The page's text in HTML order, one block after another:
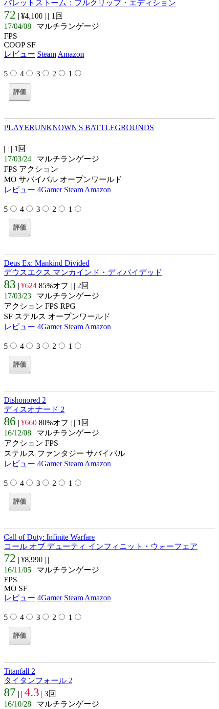
バレットストーム：フルクリップ・エディション
72 | ¥4,100 | | 1回
17/04/08 | マルチランゲージ
FPS
COOP SF
レビュー Steam Amazon
5 4 3 2 1
PLAYERUNKNOWN'S BATTLEGROUNDS
| | | 1回
17/03/24 | マルチランゲージ
FPS アクション
MO サバイバル オープンワールド
レビュー 4Gamer Steam Amazon
5 4 3 2 1
Deus Ex: Mankind Divided
デウスエクス マンカインド・ディバイデッド
83 | ¥624 85%オフ | | 2回
17/03/23 | マルチランゲージ
アクション FPS RPG
SF ステルス オープンワールド
レビュー 4Gamer Steam Amazon
5 4 3 2 1
Dishonored 2
ディスオナード 2
86 | ¥660 80%オフ | | 1回
16/12/08 | マルチランゲージ
アクション FPS
ステルス ファンタジー サバイバル
レビュー 4Gamer Steam Amazon
5 4 3 2 1
Call of Duty: Infinite Warfare
コール オブ デューティ インフィニット・ウォーフェア
72 | ¥8,990 | |
16/11/05 | マルチランゲージ
FPS
MO SF
レビュー 4Gamer Steam Amazon
5 4 3 2 1
Titanfall 2
タイタンフォール 2
87 | | 4.3 | 3回
16/10/28 | マルチランゲージ